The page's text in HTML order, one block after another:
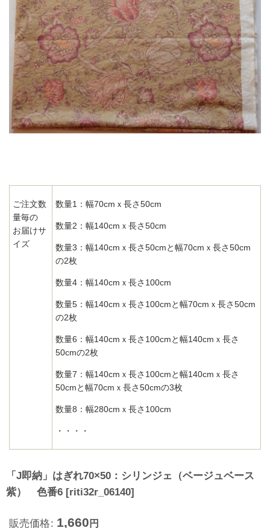
ご注文数
量毎の
お届けサ
イズ
数量1：幅70cmｘ長さ50cm
数量2：幅140cmｘ長さ50cm
数量3：幅140cmｘ長さ50cmと幅70cmｘ長さ50cm
の2枚
数量4：幅140cmｘ長さ100cm
数量5：幅140cmｘ長さ100cmと幅70cmｘ長さ50cm
の2枚
数量6：幅140cmｘ長さ100cmと幅140cmｘ長さ
50cmの2枚
数量7：幅140cmｘ長さ100cmと幅140cmｘ長さ
50cmと幅70cmｘ長さ50cmの3枚
数量8：幅280cmｘ長さ100cm
・・・・
「J即納」はぎれ70×50：シリンジェ（ベージュベース
紫） 色番6 [riti32r_06140]
販売価格: 1,660 円